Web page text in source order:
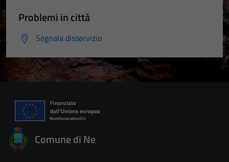
Problemi in città
Segnala disservizio
Comune di Ne